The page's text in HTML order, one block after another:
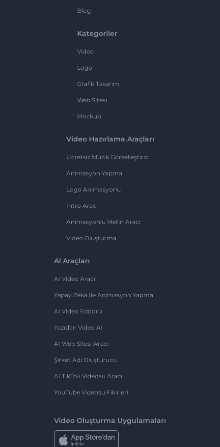
Blog
Kategoriler
Video
Logo
Grafik Tasarım
Web Sitesi
Mockup
Video Hazırlama Araçları
Ücretsiz Müzik Görselleştirici
Animasyon Yapma
Logo Animasyonu
İntro Aracı
Animasyonlu Metin Aracı
Video Oluşturma
AI Araçları
AI Video Aracı
Yapay Zeka Ile Animasyon Yapma
AI Video Editörü
Yazıdan Video AI
AI Web Sitesi Aracı
Şirket Adı Oluşturucu
AI TikTok Videosu Aracı
YouTube Videosu Fikirleri
Video Oluşturma Uygulamaları